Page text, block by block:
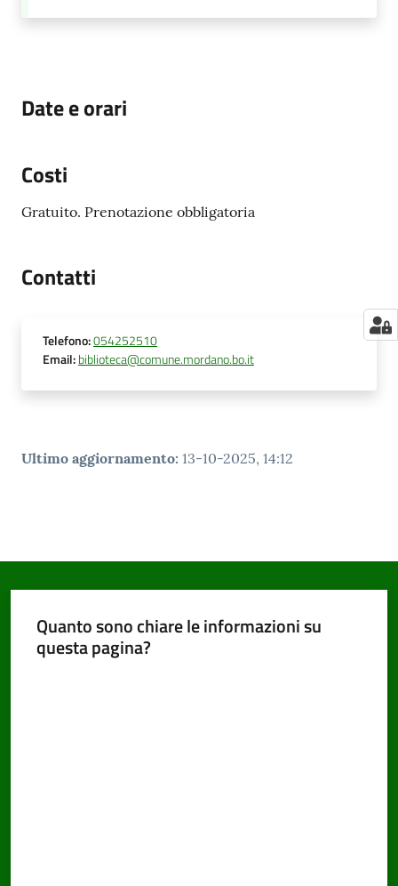
Date e orari
Costi
Gratuito. Prenotazione obbligatoria
Contatti
Telefono:054252510
Email:biblioteca@comune.mordano.bo.it
Ultimo aggiornamento: 13-10-2025, 14:12
Quanto sono chiare le informazioni su
questa pagina?